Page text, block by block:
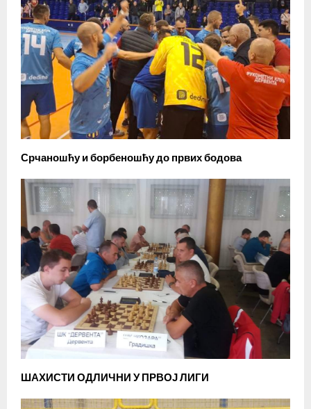
Срчаношћу и борбеношћу до првих бодова
ШАХИСТИ ОДЛИЧНИ У ПРВОЈ ЛИГИ